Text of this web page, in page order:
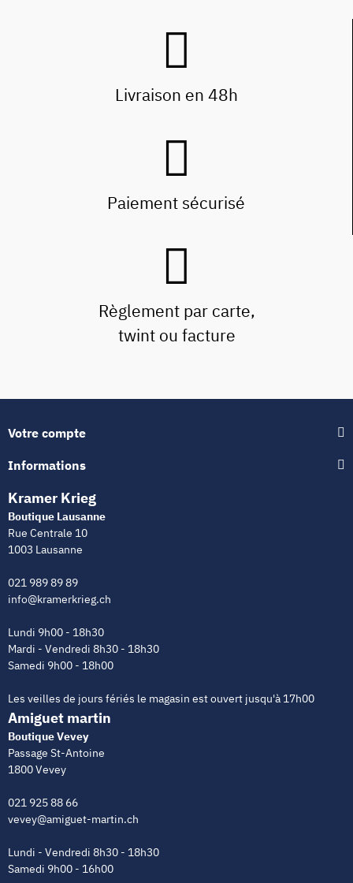
Livraison en 48h
Paiement sécurisé
Règlement par carte,
twint ou facture
Votre compte
Informations
Kramer Krieg
Boutique Lausanne
Rue Centrale 10
1003 Lausanne
021 989 89 89
info@kramerkrieg.ch
Lundi 9h00 - 18h30
Mardi - Vendredi 8h30 - 18h30
Samedi 9h00 - 18h00
Les veilles de jours fériés le magasin est ouvert jusqu'à 17h00
Amiguet martin
Boutique Vevey
Passage St-Antoine
1800 Vevey
021 925 88 66
vevey@amiguet-martin.ch
Lundi - Vendredi 8h30 - 18h30
Samedi 9h00 - 16h00